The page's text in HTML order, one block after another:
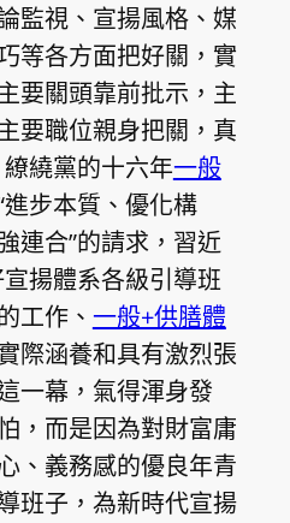
監視、宣揚風格、媒
等各方面把好關，實
要關頭靠前批示，主
要職位親身把關，真
繞黨的十六年一般
步本質、優化構
連合”的請求，習近
揚體系各級引導班
工作、 一般+供膳體
際涵養和具有激烈張
一幕，氣得渾身發
，而是因為對財富庸
、義務感的優良年青
班子，為新時代宣揚